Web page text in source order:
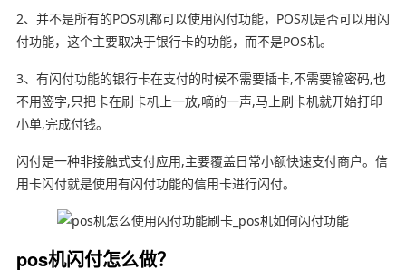
2、并不是所有的POS机都可以使用闪付功能，POS机是否可以用闪
付功能，这个主要取决于银行卡的功能，而不是POS机。
3、有闪付功能的银行卡在支付的时候不需要插卡,不需要输密码,也
不用签字,只把卡在刷卡机上一放,嘀的一声,马上刷卡机就开始打印
小单,完成付钱。
闪付是一种非接触式支付应用,主要覆盖日常小额快速支付商户。信
用卡闪付就是使用有闪付功能的信用卡进行闪付。
pos机闪付怎么做？